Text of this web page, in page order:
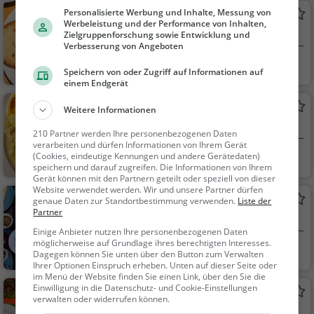
endessen
Jatzhütte
Schweizerisches Restaurant in Davos Platz
Davos Platz, Schw
eiz
Restaurant, Schw
Chalet Güggel
Schweizerisches Restaurant in Davos Platz
Davos Platz, Schw
eiz
Restaurant, Schw
eizerisch, Regionalkü
che, Mittagessen, Ab
endessen
Berggasthaus Dürrboden
Davos Clavadel, Sc
hw...
Restaurant, Aben
dessen, Mittagessen
Fuxägufer
Personalisierte Werbung und Inhalte, Messung von
Werbeleistung und der Performance von Inhalten,
Zielgruppenforschung sowie Entwicklung und
Verbesserung von Angeboten
Speichern von oder Zugriff auf Informationen auf
einem Endgerät
Weitere Informationen
210 Partner werden Ihre personenbezogenen Daten
verarbeiten und dürfen Informationen von Ihrem Gerät
(Cookies, eindeutige Kennungen und andere Gerätedaten)
speichern und darauf zugreifen. Die Informationen von Ihrem
Gerät können mit den Partnern geteilt oder speziell von dieser
Website verwendet werden. Wir und unsere Partner dürfen
genaue Daten zur Standortbestimmung verwenden. Liste der
Partner
Einige Anbieter nutzen Ihre personenbezogenen Daten
möglicherweise auf Grundlage ihres berechtigten Interesses.
Dagegen können Sie unten über den Button zum Verwalten
Ihrer Optionen Einspruch erheben. Unten auf dieser Seite oder
im Menü der Website finden Sie einen Link, über den Sie die
Einwilligung in die Datenschutz- und Cookie-Einstellungen
verwalten oder widerrufen können.